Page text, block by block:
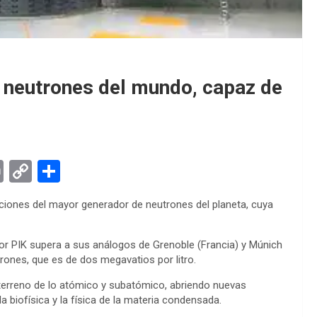
del mundo, capaz de
Pr
in
t
C
o
py
Li
n
k
ar
e
del mayor generador de neutrones del planeta, cuya
PIK supera a sus análogos de Grenoble (Francia) y Múnich
que es de dos megavatios por litro.
de lo atómico y subatómico, abriendo nuevas
biofísica y la física de la materia condensada.